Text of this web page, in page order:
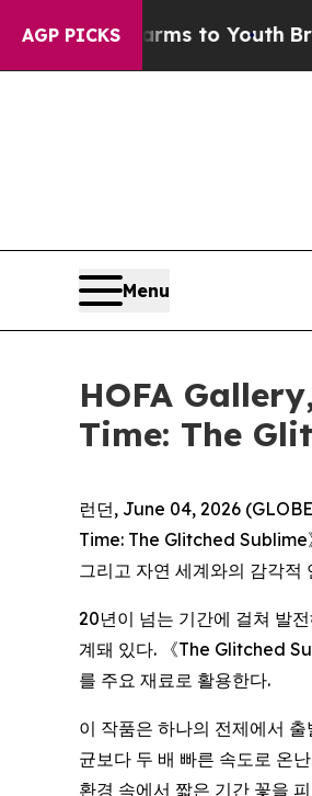
AGP PICKS
Abate Harms to YouthBrazil
Menu
HOFA
Time: The
런던, June 04, 2026
Time: The Glitched Sublime
그리고 자연 세계와의 감각적
20년이 넘는 기간에 걸쳐 발
계돼 있다. 《The Glitched
를 주요 재료로 활용한다.
이 작품은 하나의 전제에서
균보다 두 배 빠른 속도로 온
환경 속에서 짧은 기간 꽃을